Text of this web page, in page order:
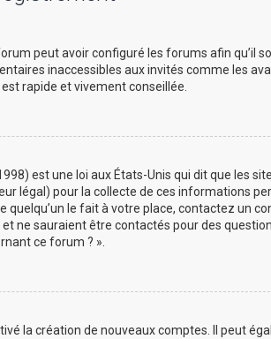
peut avoir configuré les forums afin qu’il
inaccessibles aux invités comme les
rapide et vivement conseillée.
est une loi aux États-Unis qui dit que les
légal) pour la collecte de ces informations
quelqu’un le fait à votre place, contactez un
ne sauraient être contactés pour des
ce forum ? ».
la création de nouveaux comptes. Il peut